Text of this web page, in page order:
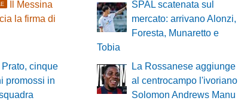
Il Messina
la firma di
SPAL scatenata sul
mercato: arrivano Alonzi,
Foresta, Munaretto e
Tobia
cinque
promossi in
La Rossanese aggiunge
al centrocampo l'ivoriano
Solomon Andrews Manu